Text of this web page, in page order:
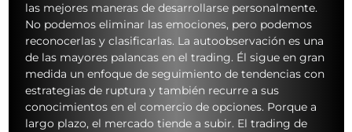
las mejores maneras de desarrollarse personalmente.
No podemos eliminar las emociones, pero podemos
reconocerlas y clasificarlas. La autoobservación es una
de las mayores palancas en el trading. Él sigue en gran
medida un enfoque de seguimiento de tendencias con
estrategias de ruptura y también recurre a sus
conocimientos en el comercio de opciones. Porque a
largo plazo, el mercado tiende a subir. El trading de